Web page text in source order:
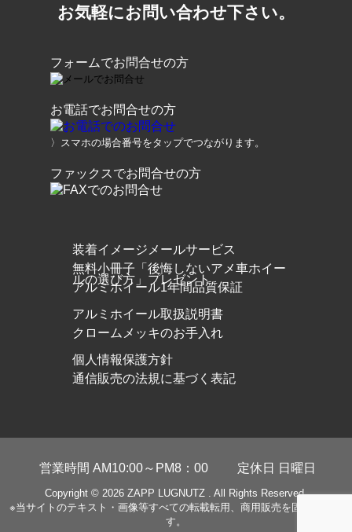
お気軽にお問い合わせ下さい。
フォームでお問合せの方
お電話でお問合せの方
〉スマホの場合番号をタップでつながります。
ファックスでお問合せの方
装着イメージメールサービス
無料小冊子「後悔しないアメ車ホイー
ルの選び方」プレゼント
アルミホイール1年間品質保証
アルミホイール取扱説明書
クロームメッキのお手入れ
個人情報保護方針
通信販売の法規に基づく表記
営業時間 AM10:00～PM8：00 定休日 日曜日
Copyright © 2026 ZAPP LUGNUTZ . All Rights Reserved.
※当サイトのテキスト・画像等すべての転載転用、商用販売を固く禁じま
す。